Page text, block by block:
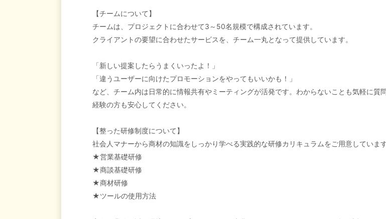
【チームについて】
チームは、プロジェクトに合わせて3～50名規模で構成されています。
クライアントの要望に合わせたサービスを、チーム一丸となって提供しています。
「新しい提案したらうまくいったよ！」
「違うユーザーに向けたプロモーションをやってもいいかも！」
など、チーム内は日常的に情報共有やミーティングが活発です。わからないことも気軽に
経験の方も安心してください。
【整った研修制度について】
社会人マナーから商材の知識をしっかり学べる実践的な研修カリキュラムをご用意しています
★営業基礎研修
★商談基礎研修
★商材研修
★ツールの使用方法